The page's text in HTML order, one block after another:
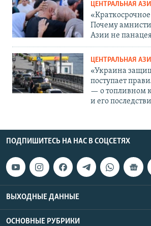
ЦЕНТРАЛЬНАЯ
Почему
Азии не
ЦЕНТРАЛЬНАЯ
«Украина
поступает
— о топливном
и его
ПОДПИШИТЕСЬ НА НАС В СОЦСЕТЯХ
ВЫХОДНЫЕ ДАННЫЕ
ОСНОВНЫЕ РУБРИКИ